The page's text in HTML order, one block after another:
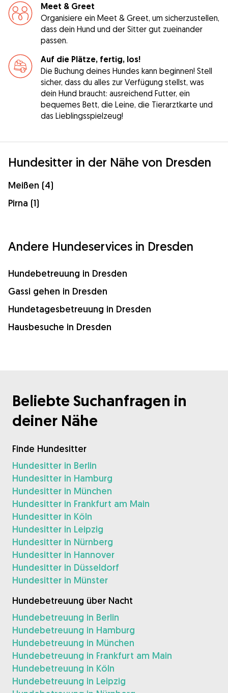
Meet & Greet
Organisiere ein Meet & Greet, um sicherzustellen,
dass dein Hund und der Sitter gut zueinander
passen.
Auf die Plätze, fertig, los!
Die Buchung deines Hundes kann beginnen! Stell
sicher, dass du alles zur Verfügung stellst, was
dein Hund braucht: ausreichend Futter, ein
bequemes Bett, die Leine, die Tierarztkarte und
das Lieblingsspielzeug!
Hundesitter in der Nähe von Dresden
Meißen (4)
Pirna (1)
Andere Hundeservices in Dresden
Hundebetreuung in Dresden
Gassi gehen in Dresden
Hundetagesbetreuung in Dresden
Hausbesuche in Dresden
Beliebte Suchanfragen in
deiner Nähe
Finde Hundesitter
Hundesitter in Berlin
Hundesitter in Hamburg
Hundesitter in München
Hundesitter in Frankfurt am Main
Hundesitter in Köln
Hundesitter in Leipzig
Hundesitter in Nürnberg
Hundesitter in Hannover
Hundesitter in Düsseldorf
Hundesitter in Münster
Hundebetreuung über Nacht
Hundebetreuung in Berlin
Hundebetreuung in Hamburg
Hundebetreuung in München
Hundebetreuung in Frankfurt am Main
Hundebetreuung in Köln
Hundebetreuung in Leipzig